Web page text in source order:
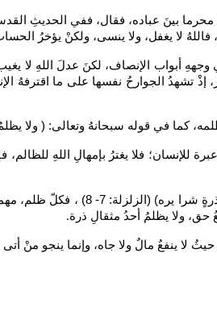
بينَ عباده، فقال، ففي الحديثِ
أبواب الإنصاف، لكنَ عدلَ اللهِ لا
تشهدُ الجوارحُ نفسها على ما اقترفهُ
كما في قوله سبحانهُ وتعالى: ( ولا يظلمُ
للإنسان؛ فلا يغترُ بإمهالِ اللهِ
قالَ سبحانه وتعالى: ( فمنْ يعملْ
حق، ولا يظلمُ أحدُ مثقالِ ذرة.
لا ينفعُ مالٌ ولا جاه، وإنما ينجو منْ